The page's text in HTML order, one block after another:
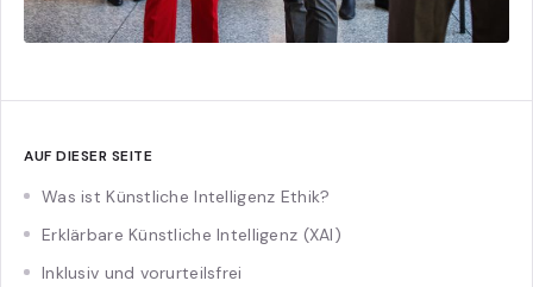
AUF DIESER SEITE
Was ist Künstliche Intelligenz Ethik?
Erklärbare Künstliche Intelligenz (XAI)
Inklusiv und vorurteilsfrei